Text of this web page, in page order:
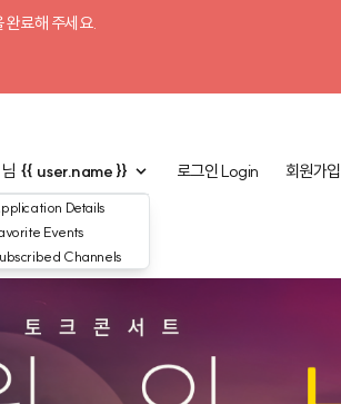
완료해 주세요.
님 {{ user.name }}
Details
Events
Channels
로그인Login 회원가입